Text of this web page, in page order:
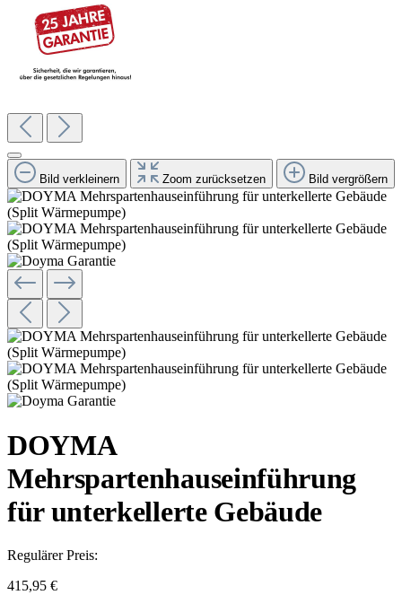
Bild verkleinern Zoom zurücksetzen Bild vergrößern
DOYMA
Mehrspartenhauseinführung
für unterkellerte Gebäude
Regulärer Preis:
415,95 €